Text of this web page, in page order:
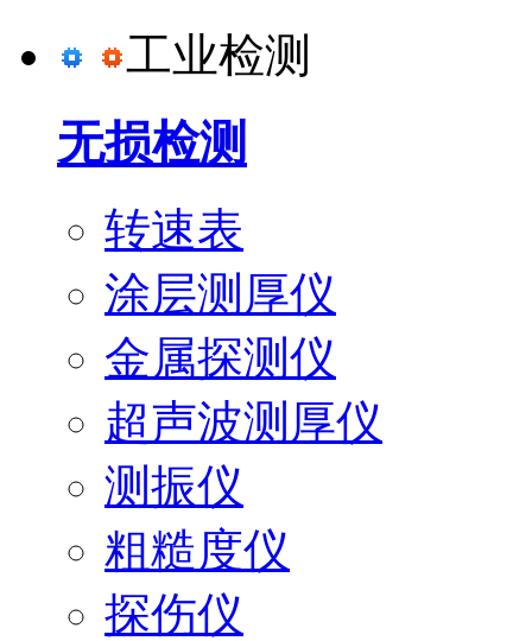
工业检测
无损检测
转速表
涂层测厚仪
金属探测仪
超声波测厚仪
测振仪
粗糙度仪
探伤仪